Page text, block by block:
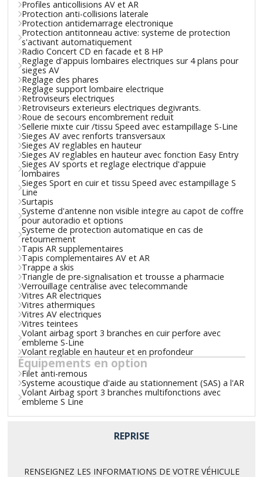
Profiles anticollisions AV et AR
Protection anti-collisions laterale
Protection antidemarrage electronique
Protection antitonneau active: systeme de protection
s'activant automatiquement
Radio Concert CD en facade et 8 HP
Reglage d'appuis lombaires electriques sur 4 plans pour
sieges AV
Reglage des phares
Reglage support lombaire electrique
Retroviseurs electriques
Retroviseurs exterieurs electriques degivrants.
Roue de secours encombrement reduit
Sellerie mixte cuir /tissu Speed avec estampillage S-Line
Sieges AV avec renforts transversaux
Sieges AV reglables en hauteur
Sieges AV reglables en hauteur avec fonction Easy Entry
Sieges AV sports et reglage electrique d'appuie
lombaires
Sieges Sport en cuir et tissu Speed avec estampillage S
Line
Surtapis
Systeme d'antenne non visible integre au capot de coffre
pour autoradio et options
Systeme de protection automatique en cas de
retournement
Tapis AR supplementaires
Tapis complementaires AV et AR
Trappe a skis
Triangle de pre-signalisation et trousse a pharmacie
Verrouillage centralise avec telecommande
Vitres AR electriques
Vitres athermiques
Vitres AV electriques
Vitres teintees
Volant airbag sport 3 branches en cuir perfore avec
embleme S-Line
Volant reglable en hauteur et en profondeur
Équipements en option
Filet anti-remous
Systeme acoustique d'aide au stationnement (SAS) a l'AR
Volant Airbag sport 3 branches multifonctions avec
embleme S Line
REPRISE
RENSEIGNEZ LES INFORMATIONS DE VOTRE VÉHICULE